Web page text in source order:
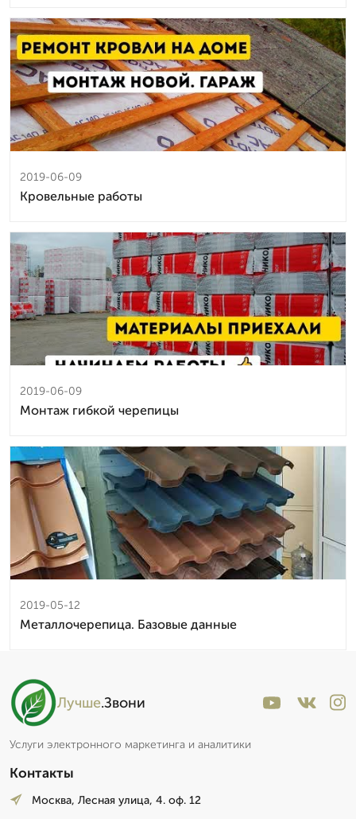
2019-06-09
Кровельные работы
2019-06-09
Монтаж гибкой черепицы
2019-05-12
Металлочерепица. Базовые данные
Лучше.Звони
Услуги электронного маркетинга и аналитики
Контакты
Москва, Лесная улица, 4. оф. 12